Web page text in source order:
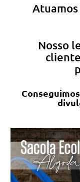
Atuamos
Nosso